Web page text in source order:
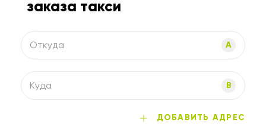
заказа такси
Откуда A
Куда B
ДОБАВИТЬ АДРЕС